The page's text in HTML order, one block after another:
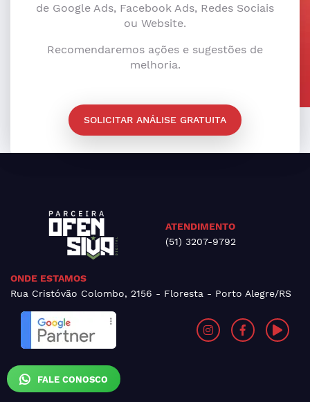
FALE CONOSCO
de Google Ads, Facebook Ads, Redes Sociais
ou Website.
Recomendaremos ações e sugestões de
melhoria.
SOLICITAR ANÁLISE GRATUITA
ATENDIMENTO
(51) 3207-9792
ONDE ESTAMOS
Rua Cristóvão Colombo, 2156 - Floresta - Porto Alegre/RS